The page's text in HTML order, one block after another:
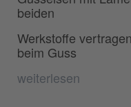
beiden
Werkstoffe
beim Guss
weiterlesen